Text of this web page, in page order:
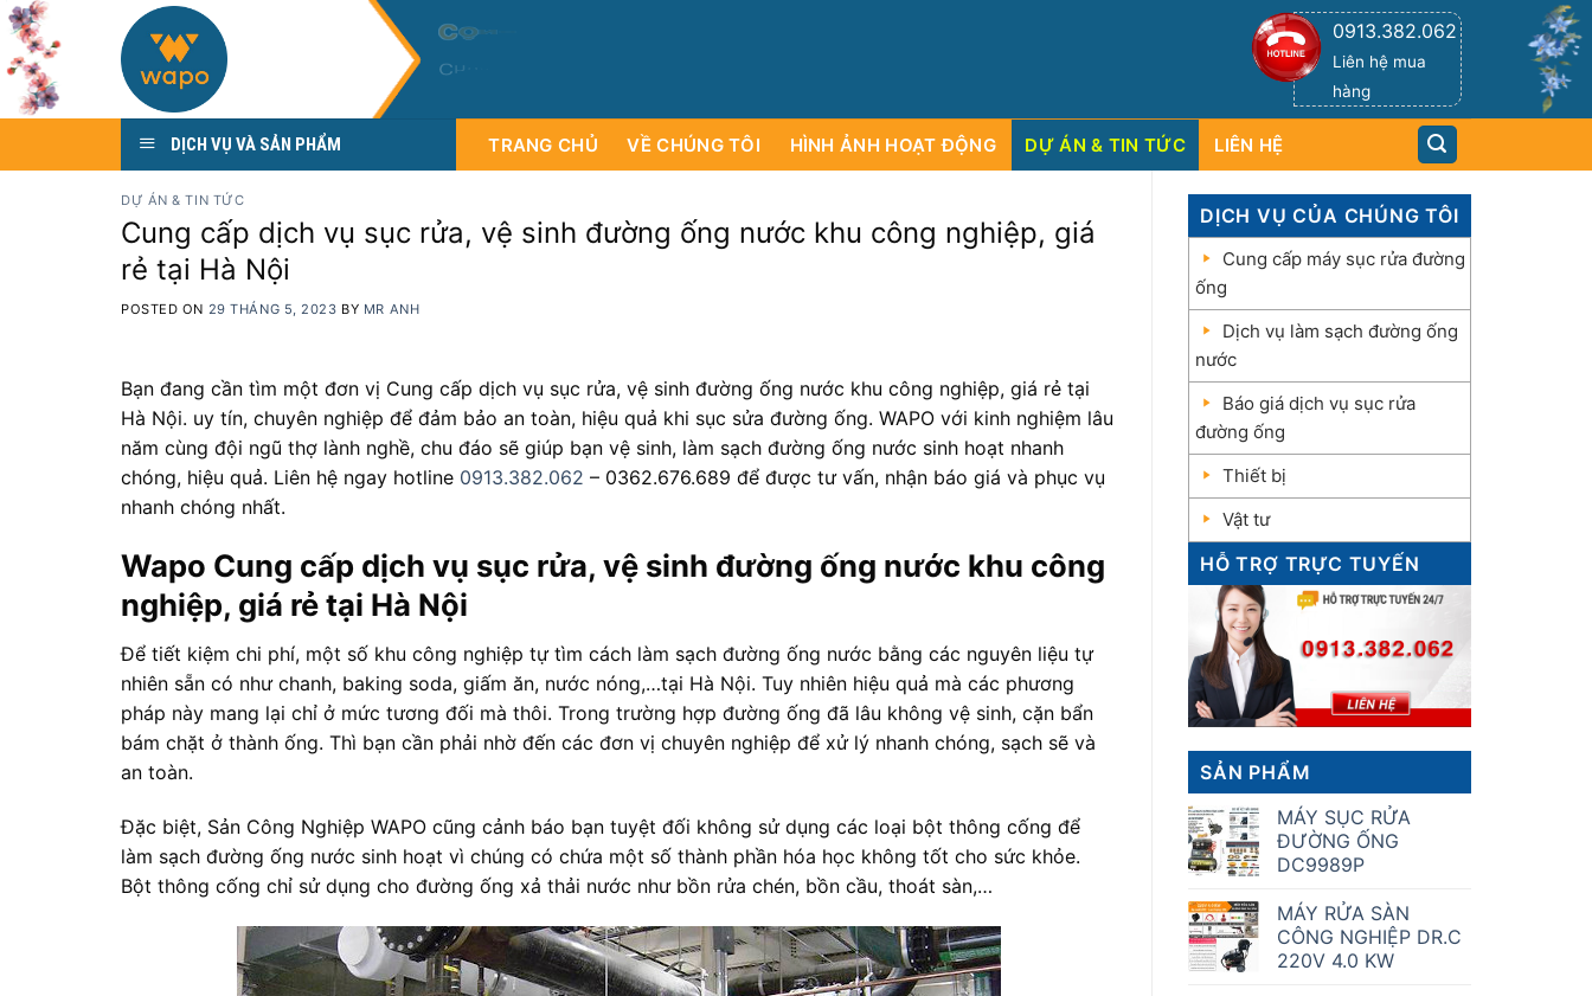
Skip
to
content
CÔN
Ch
0913.382.062
Liên hệ mua
hàng
DỊCH VỤ VÀ SẢN PHẨM TRANG CHỦ VỀ CHÚNG TÔI HÌNH ẢNH HOẠT ĐỘNG DỰ ÁN & TIN TỨC LIÊN HỆ
DỰ ÁN & TIN TỨC
Cung cấp dịch vụ sục rửa, vệ sinh đường ống nước khu công nghiệp, giá
rẻ tại Hà Nội
POSTED ON 29 THÁNG 5, 2023 BY MR ANH
Bạn đang cần tìm một đơn vị Cung cấp dịch vụ sục rửa, vệ sinh đường ống nước khu công nghiệp, giá rẻ tại
Hà Nội. uy tín, chuyên nghiệp để đảm bảo an toàn, hiệu quả khi sục sửa đường ống. WAPO với kinh nghiệm lâu
năm cùng đội ngũ thợ lành nghề, chu đáo sẽ giúp bạn vệ sinh, làm sạch đường ống nước sinh hoạt nhanh
chóng, hiệu quả. Liên hệ ngay hotline 0913.382.062 – 0362.676.689 để được tư vấn, nhận báo giá và phục vụ
nhanh chóng nhất.
Wapo Cung cấp dịch vụ sục rửa, vệ sinh đường ống nước khu công
nghiệp, giá rẻ tại Hà Nội
Để tiết kiệm chi phí, một số khu công nghiệp tự tìm cách làm sạch đường ống nước bằng các nguyên liệu tự
nhiên sẵn có như chanh, baking soda, giấm ăn, nước nóng,…tại Hà Nội. Tuy nhiên hiệu quả mà các phương
pháp này mang lại chỉ ở mức tương đối mà thôi. Trong trường hợp đường ống đã lâu không vệ sinh, cặn bẩn
bám chặt ở thành ống. Thì bạn cần phải nhờ đến các đơn vị chuyên nghiệp để xử lý nhanh chóng, sạch sẽ và
an toàn.
Đặc biệt, Sản Công Nghiệp WAPO cũng cảnh báo bạn tuyệt đối không sử dụng các loại bột thông cống để
làm sạch đường ống nước sinh hoạt vì chúng có chứa một số thành phần hóa học không tốt cho sức khỏe.
Bột thông cống chỉ sử dụng cho đường ống xả thải nước như bồn rửa chén, bồn cầu, thoát sàn,…
DỊCH VỤ CỦA CHÚNG TÔI
Cung cấp máy sục rửa đường
ống
Dịch vụ làm sạch đường ống
nước
Báo giá dịch vụ sục rửa
đường ống
Thiết bị
Vật tư
HỖ TRỢ TRỰC TUYẾN
SẢN PHẨM
MÁY SỤC RỬA
ĐƯỜNG ỐNG
DC9989P
MÁY RỬA SÀN
CÔNG NGHIỆP DR.C
220V 4.0 KW